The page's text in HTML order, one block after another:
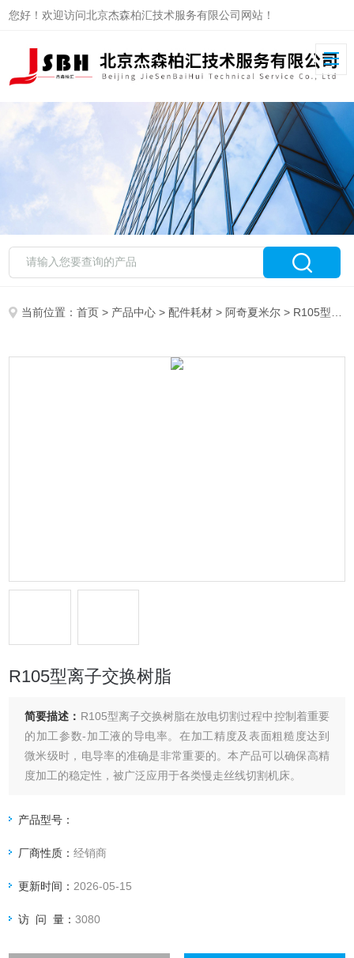
您好！欢迎访问北京杰森柏汇技术服务有限公司网站！
当前位置：首页 > 产品中心 >配件耗材 > 阿奇夏米尔 > R105型离子交换树脂
R105型离子交换树脂
简要描述： R105型离子交换树脂在放电切割过程中控制着重要
的加工参数-加工液的导电率。在加工精度及表面粗糙度达到
微米级时，电导率的准确是非常重要的。本产品可以确保高精
度加工的稳定性，被广泛应用于各类慢走丝线切割机床。
明显的效果。
产品型号：
厂商性质：经销商
更新时间： 2026-05-15
访 问 量：3080